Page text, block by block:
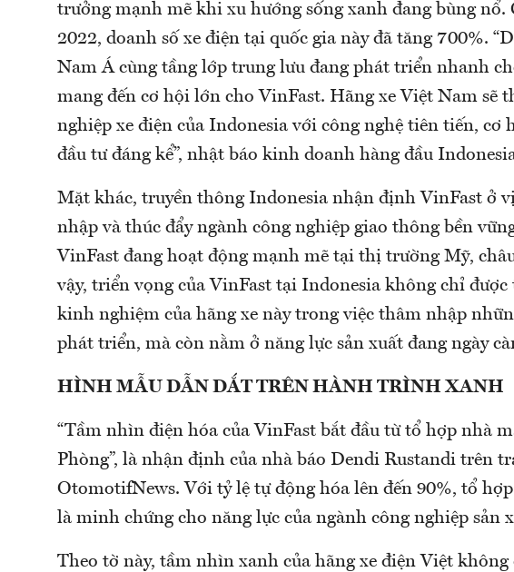
trưởng mạnh mẽ khi xu hướng sống xanh đang bùng
2022, doanh số xe điện tại quốc gia này đã tăng 700%.
Nam Á cùng tầng lớp trung lưu đang phát triển nhanh
mang đến cơ hội lớn cho VinFast. Hãng xe Việt Nam sẽ
nghiệp xe điện của Indonesia với công nghệ tiên tiến, cơ
đầu tư đáng kể”, nhật báo kinh doanh hàng đầu
Mặt khác, truyền thông Indonesia nhận định VinFast ở
nhập và thúc đẩy ngành công nghiệp giao thông bền
VinFast đang hoạt động mạnh mẽ tại thị trường Mỹ,
vậy, triển vọng của VinFast tại Indonesia không chỉ
kinh nghiệm của hãng xe này trong việc thâm nhập
phát triển, mà còn nằm ở năng lực sản xuất đang ngày
HÌNH MẪU DẪN DẮT TRÊN HÀNH TRÌNH XANH
“Tầm nhìn điện hóa của VinFast bắt đầu từ tổ hợp nhà
Phòng”, là nhận định của nhà báo Dendi Rustandi trên
OtomotifNews. Với tỷ lệ tự động hóa lên đến 90%, tổ
là minh chứng cho năng lực của ngành công nghiệp sản
Theo tờ này, tầm nhìn xanh của hãng xe điện Việt